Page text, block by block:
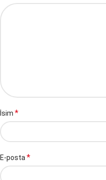
İsim *
E-posta *